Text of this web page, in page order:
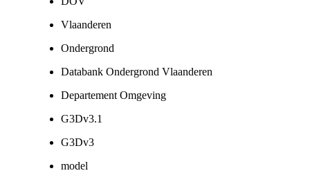
Vlaanderen
Ondergrond
Databank Ondergrond Vlaanderen
Departement Omgeving
G3Dv3.1
G3Dv3
model